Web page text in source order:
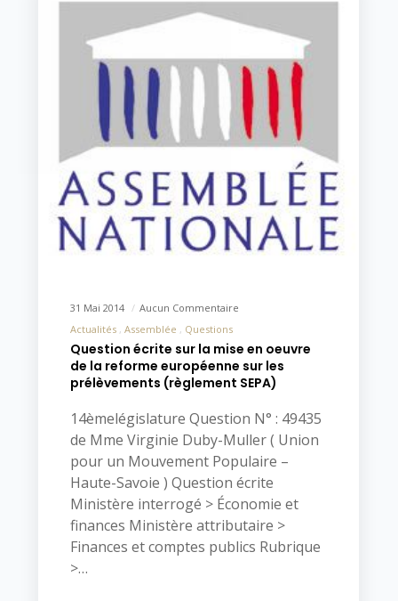
31 Mai 2014
Aucun Commentaire
Actualités
Assemblée Questions
Question écrite sur la mise en oeuvre
de la reforme européenne sur les
prélèvements (règlement SEPA)
14èmelégislature Question N° : 49435
de Mme Virginie Duby-Muller ( Union
pour un Mouvement Populaire –
Haute-Savoie ) Question écrite
Ministère interrogé > Économie et
finances Ministère attributaire >
Finances et comptes publics Rubrique
>…